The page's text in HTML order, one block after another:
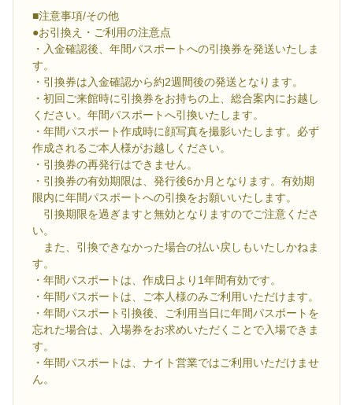
■注意事項/その他
●お引換え・ご利用の注意点
・入金確認後、年間パスポートへの引換券を発送いたしま
す。
・引換券は入金確認から約2週間後の発送となります。
・初回ご来館時に引換券をお持ちの上、総合案内にお越し
ください。年間パスポートへ引換いたします。
・年間パスポート作成時に顔写真を撮影いたします。必ず
作成されるご本人様がお越しください。
・引換券の再発行はできません。
・引換券の有効期限は、発行後6か月となります。有効期
限内に年間パスポートへの引換をお願いいたします。
引換期限を過ぎますと無効となりますのでご注意くださ
い。
また、引換できなかった場合の払い戻しもいたしかねま
す。
・年間パスポートは、作成日より1年間有効です。
・年間パスポートは、ご本人様のみご利用いただけます。
・年間パスポート引換後、ご利用当日に年間パスポートを
忘れた場合は、入場券をお求めいただくことで入場できま
す。
・年間パスポートは、ナイト営業ではご利用いただけませ
ん。